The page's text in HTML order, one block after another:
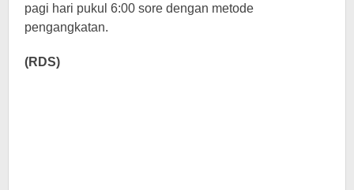
pagi hari pukul 6:00 sore dengan metode
pengangkatan.
(RDS)